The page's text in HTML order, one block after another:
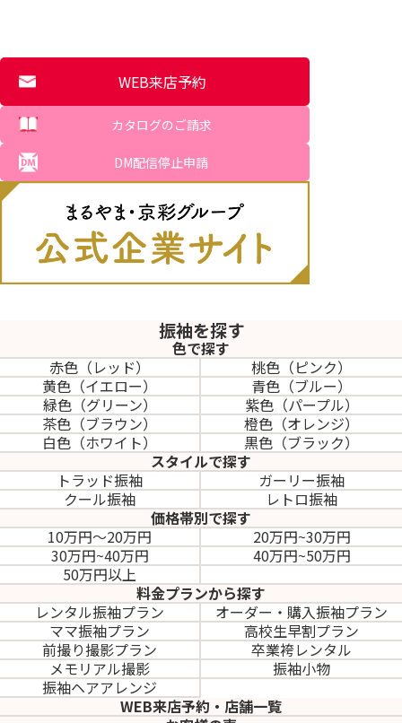
WEB来店予約
カタログのご請求
DM配信停止申請
振袖を探す
色で探す
赤色（レッド）
桃色（ピンク）
黄色（イエロー）
青色（ブルー）
緑色（グリーン）
紫色（パープル）
茶色（ブラウン）
橙色（オレンジ）
白色（ホワイト）
黒色（ブラック）
スタイルで探す
トラッド振袖
ガーリー振袖
クール振袖
レトロ振袖
価格帯別で探す
10万円～20万円
20万円~30万円
30万円~40万円
40万円~50万円
50万円以上
料金プランから探す
レンタル振袖プラン
オーダー・購入振袖プラン
ママ振袖プラン
高校生早割プラン
前撮り撮影プラン
卒業袴レンタル
メモリアル撮影
振袖小物
振袖ヘアアレンジ
WEB来店予約・店舗一覧